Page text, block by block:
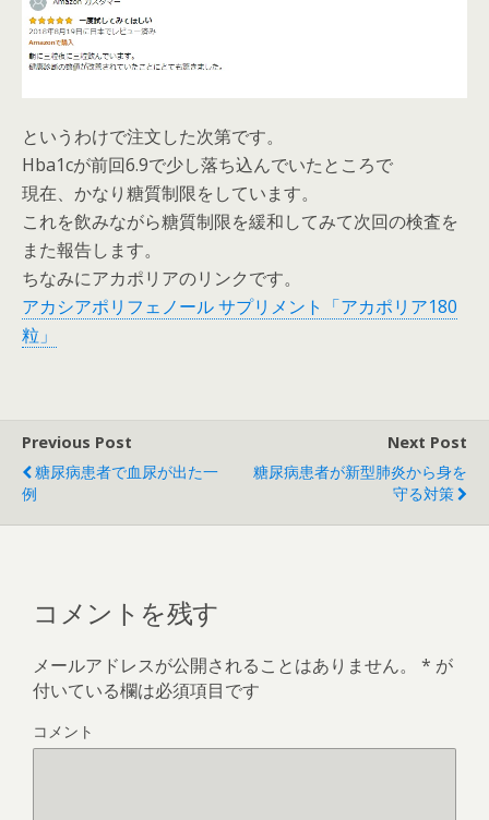
というわけで注文した次第です。
Hba1cが前回6.9で少し落ち込んでいたところで
現在、かなり糖質制限をしています。
これを飲みながら糖質制限を緩和してみて次回の検査を
また報告します。
ちなみにアカポリアのリンクです。
アカシアポリフェノール サプリメント「アカポリア180
粒」
Previous Post
糖尿病患者で血尿が出た一
例
Next Post
糖尿病患者が新型肺炎から身を
守る対策
コメントを残す
メールアドレスが公開されることはありません。 * が
付いている欄は必須項目です
コメント